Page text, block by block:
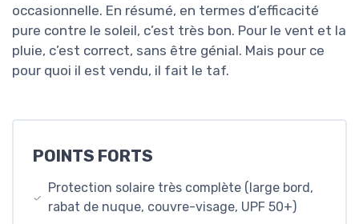
occasionnelle. En résumé, en termes d’efficacité
pure contre le soleil, c’est très bon. Pour le vent et la
pluie, c’est correct, sans être génial. Mais pour ce
pour quoi il est vendu, il fait le taf.
POINTS FORTS
Protection solaire très complète (large bord,
rabat de nuque, couvre-visage, UPF 50+)